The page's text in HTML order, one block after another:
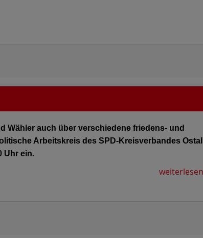
Wähler auch über verschiedene friedens- und
Arbeitskreis des SPD-Kreisverbandes
Uhr ein.
weiterlesen